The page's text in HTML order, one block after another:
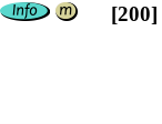
[200]